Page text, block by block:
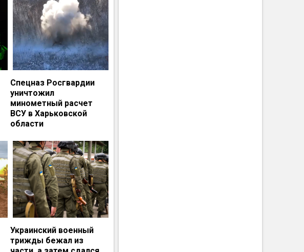
Спецназ Росгвардии
уничтожил
минометный расчет
ВСУ в Харьковской
области
Украинский военный
трижды бежал из